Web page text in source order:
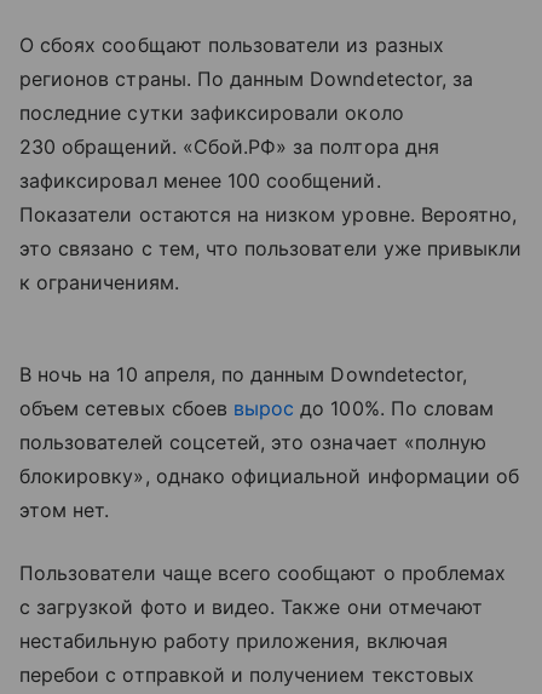
О сбоях сообщают пользователи из разных
регионов страны. По данным Downdetector, за
последние сутки зафиксировали около
230 обращений. «Сбой.РФ» за полтора дня
зафиксировал менее 100 сообщений.
Показатели остаются на низком уровне. Вероятно,
это связано с тем, что пользователи уже привыкли
к ограничениям.
В ночь на 10 апреля, по данным Downdetector,
объем сетевых сбоев вырос до 100%. По словам
пользователей соцсетей, это означает «полную
блокировку», однако официальной информации об
этом нет.
Пользователи чаще всего сообщают о проблемах
с загрузкой фото и видео. Также они отмечают
нестабильную работу приложения, включая
перебои с отправкой и получением текстовых